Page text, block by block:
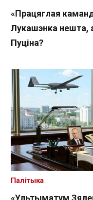
«Працяглая
Лукашэнка нешта,
Пуціна?
«Ультыматум
Палітыка